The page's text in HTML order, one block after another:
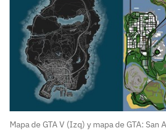
Mapa de GTA V (Izq) y mapa de GTA: